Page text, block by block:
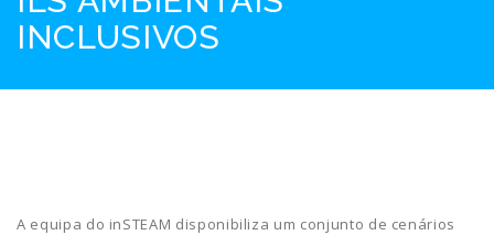
INCLUSIVOS
A equipa do inSTEAM disponibiliza um conjunto de cenários